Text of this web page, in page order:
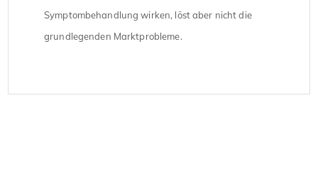
Symptombehandlung wirken, löst aber nicht die
grundlegenden Marktprobleme.